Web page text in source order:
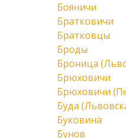
Бояничи
Братковичи
Братковцы
Броды
Броница
Брюховичи
Брюховичи
Буда
Буковина
Бунов